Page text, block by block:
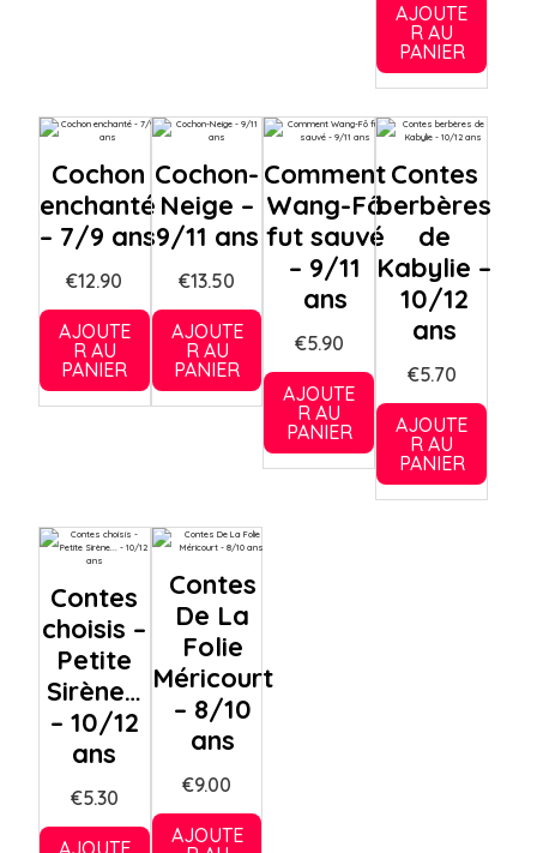
AJOUTE
R AU
PANIER
Cochon
enchanté
– 7/9 ans
€12.90
AJOUTE
R AU
PANIER
Cochon-
Neige –
9/11 ans
€13.50
AJOUTE
R AU
PANIER
Comment
Wang-Fô
fut sauvé
– 9/11
ans
€5.90
AJOUTE
R AU
PANIER
Contes
berbères
de
Kabylie –
10/12
ans
€5.70
AJOUTE
R AU
PANIER
Contes
choisis –
Petite
Sirène…
– 10/12
ans
€5.30
AJOUTE
Contes
De La
Folie
Méricourt
– 8/10
ans
€9.00
AJOUTE